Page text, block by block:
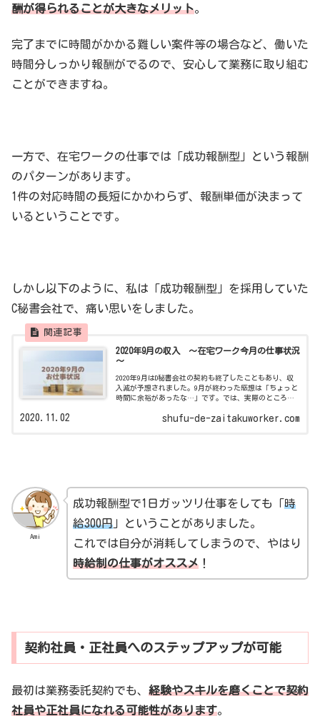
酬が得られることが大きなメリット。
完了までに時間がかかる難しい案件等の場合など、働いた
時間分しっかり報酬がでるので、安心して業務に取り組む
ことができますね。
一方で、在宅ワークの仕事では「成功報酬型」という報酬
のパターンがあります。
1件の対応時間の長短にかかわらず、報酬単価が決まって
いるということです。
しかし以下のように、私は「成功報酬型」を採用していた
C秘書会社で、痛い思いをしました。
2020年9月の収入 ～在宅ワーク今月の仕事状況
～
2020年9月はD秘書会社の契約も終了したこともあり、収
入減が予想されました。9月が終わった感想は「ちょっと
時間に余裕があったな…」です。では、実際のところ報
負状況 ①A秘書会社 ...shufu-de-zaitakuworker.com
2020.11.02
Ami
成功報酬型で1日ガッツリ仕事をしても「時
給300円」ということがありました。
これでは自分が消耗してしまうので、やはり
時給制の仕事がオススメ！
契約社員・正社員へのステップアップが可能
最初は業務委託契約でも、 経験やスキルを磨くことで契約
社員や正社員になれる可能性があります。